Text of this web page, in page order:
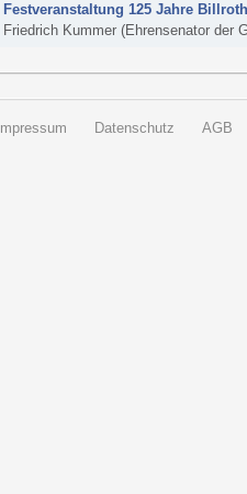
Festveranstaltung 125 Jahre
Friedrich Kummer (Ehrensenator der
Impressum Datenschutz AGB